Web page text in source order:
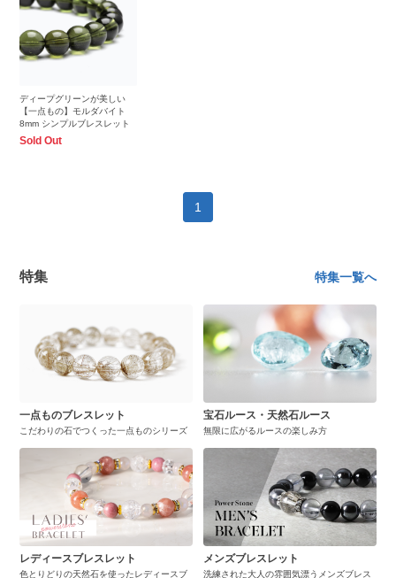
ディープグリーンが美しい
【一点もの】モルダバイト
8mm シンプルブレスレット
Sold Out
1
特集 特集一覧へ
一点ものブレスレット
こだわりの石でつくった一点ものシリーズ
宝石ルース・天然石ルース
無限に広がるルースの楽しみ方
レディースブレスレット
色とりどりの天然石を使ったレディースブ
メンズブレスレット
洗練された大人の雰囲気漂うメンズブレス